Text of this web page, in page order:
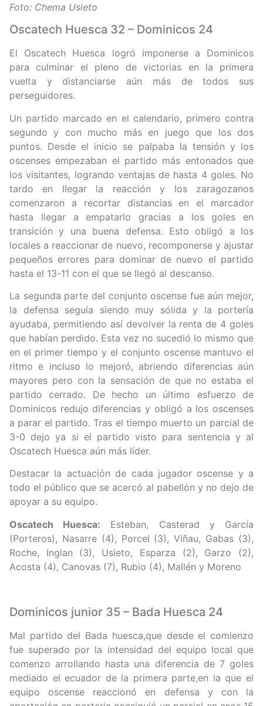
Foto: Chema Usieto
Oscatech Huesca 32 – Dominicos 24
El Oscatech Huesca logró imponerse a Dominicos
para culminar el pleno de victorias en la primera
vuelta y distanciarse aún más de todos sus
perseguidores.
Un partido marcado en el calendario, primero contra
segundo y con mucho más en juego que los dos
puntos. Desde el inicio se palpaba la tensión y los
oscenses empezaban el partido más entonados que
los visitantes, logrando ventajas de hasta 4 goles. No
tardo en llegar la reacción y los zaragozanos
comenzaron a recortar distancias en el marcador
hasta llegar a empatarlo gracias a los goles en
transición y una buena defensa. Esto obligó a los
locales a reaccionar de nuevo, recomponerse y ajustar
pequeños errores para dominar de nuevo el partido
hasta el 13-11 con el que se llegó al descanso.
La segunda parte del conjunto oscense fue aún mejor,
la defensa seguía siendo muy sólida y la portería
ayudaba, permitiendo así devolver la renta de 4 goles
que habían perdido. Esta vez no sucedió lo mismo que
en el primer tiempo y el conjunto oscense mantuvo el
ritmo e incluso lo mejoró, abriendo diferencias aún
mayores pero con la sensación de que no estaba el
partido cerrado. De hecho un último esfuerzo de
Dominicos redujo diferencias y obligó a los oscenses
a parar el partido. Tras el tiempo muerto un parcial de
3-0 dejo ya si el partido visto para sentencia y al
Oscatech Huesca aún más líder.
Destacar la actuación de cada jugador oscense y a
todo el público que se acercó al pabellón y no dejo de
apoyar a su equipo.
Oscatech Huesca: Esteban, Casterad y García
(Porteros), Nasarre (4), Porcel (3), Viñau, Gabas (3),
Roche, Inglan (3), Usieto, Esparza (2), Garzo (2),
Acosta (4), Canovas (7), Rubio (4), Mallén y Moreno
Dominicos junior 35 – Bada Huesca 24
Mal partido del Bada huesca,que desde el comienzo
fue superado por la intensidad del equipo local que
comenzo arrollando hasta una diferencia de 7 goles
mediado el ecuador de la primera parte,en la que el
equipo oscense reaccionó en defensa y con la